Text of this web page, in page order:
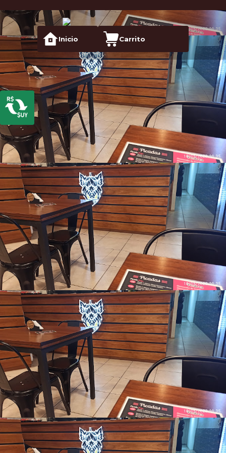
Inicio Carrito